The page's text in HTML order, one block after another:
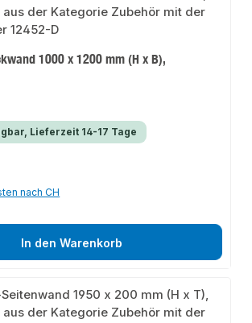
1000 x 1200 mm (H x B),
Lieferzeit 14-17 Tage
nach CH
In den Warenkorb